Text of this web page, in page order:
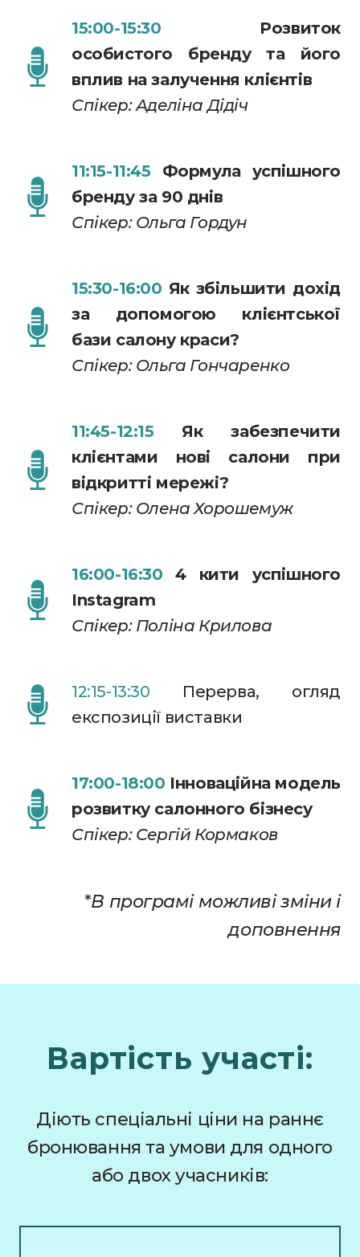
15:00-15:30 Розвиток
особистого бренду та його
вплив на залучення клієнтів
Спікер: Аделіна Дідіч
11:15-11:45 Формула успішного
бренду за 90 днів
Спікер: Ольга Гордун
15:30-16:00 Як збільшити дохід
за допомогою клієнтської
бази салону краси?
Спікер: Ольга Гончаренко
11:45-12:15Як забезпечити
клієнтами нові салони при
відкритті мережі?
Спікер: Олена Хорошемуж
16:00-16:30 4 кити успішного
Instagram
Спікер: Поліна Крилова
12:15-13:30 Перерва, огляд
експозиції виставки
17:00-18:00 Інноваційна модель
розвитку салонного бізнесу
Спікер: Сергій Кормаков
*В програмі можливі зміни і
доповнення
Вартість участі:
Діють спеціальні ціни на раннє
бронювання та умови для одного
або двох учасників: